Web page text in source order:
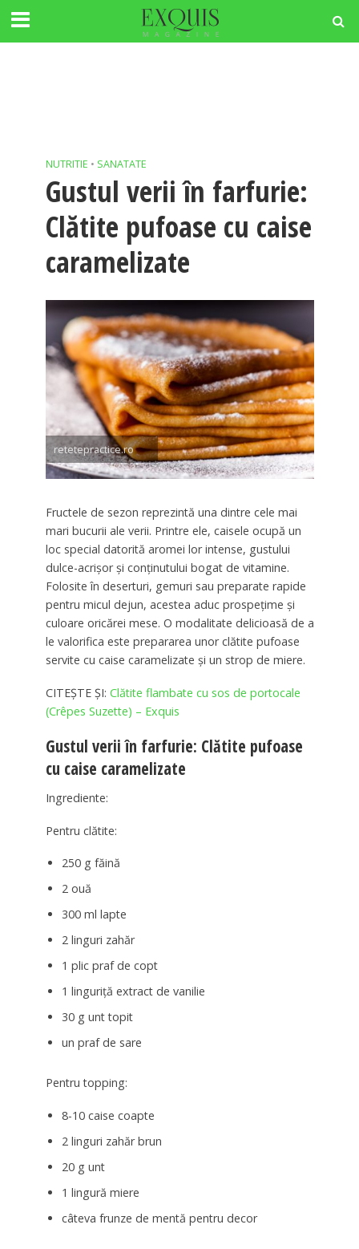
NUTRITIE • SANATATE
Gustul verii în farfurie:
Clătite pufoase cu caise
caramelizate
retetepractice.ro
Fructele de sezon reprezintă una dintre cele mai
mari bucurii ale verii. Printre ele, caisele ocupă un
loc special datorită aromei lor intense, gustului
dulce-acrișor și conținutului bogat de vitamine.
Folosite în deserturi, gemuri sau preparate rapide
pentru micul dejun, acestea aduc prospețime și
culoare oricărei mese. O modalitate delicioasă de a
le valorifica este prepararea unor clătite pufoase
servite cu caise caramelizate și un strop de miere.
CITEȘTE ȘI: Clătite flambate cu sos de portocale
(Crêpes Suzette) – Exquis
Gustul verii în farfurie: Clătite pufoase
cu caise caramelizate
Ingrediente:
Pentru clătite:
250 g făină
2 ouă
300 ml lapte
2 linguri zahăr
1 plic praf de copt
1 linguriță extract de vanilie
30 g unt topit
un praf de sare
Pentru topping:
8-10 caise coapte
2 linguri zahăr brun
20 g unt
1 lingură miere
câteva frunze de mentă pentru decor